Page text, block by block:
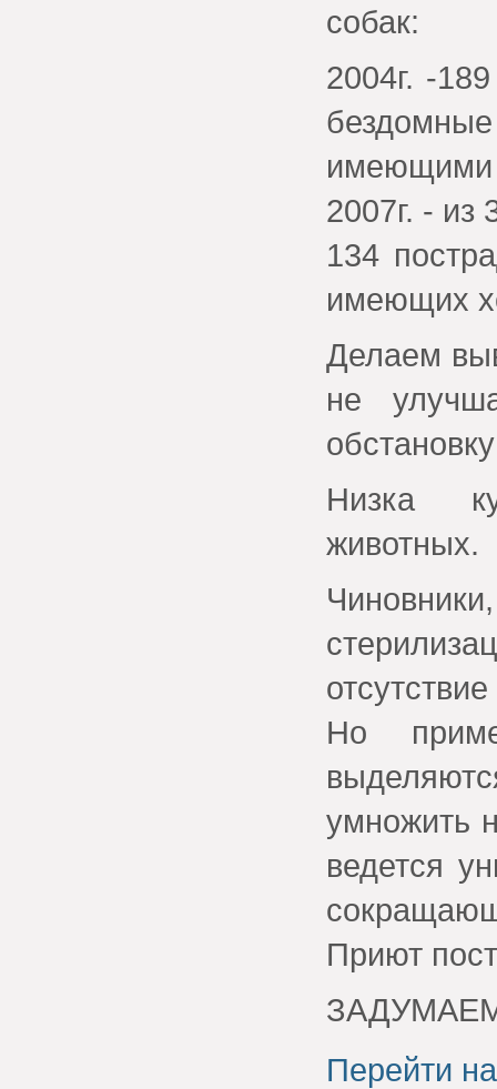
собак:
2004г. -
имеющими
2007г. -
134
имеющих
Делаем
не
Низка
животных.
Но
умножить
ведется
Приют
Перейти